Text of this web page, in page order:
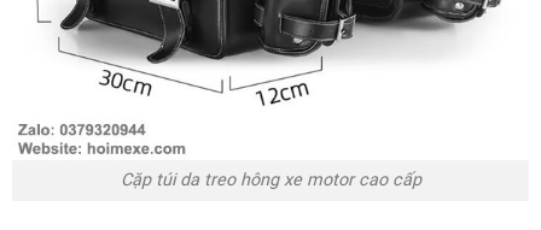
Cặp túi da treo hông xe motor cao cấp